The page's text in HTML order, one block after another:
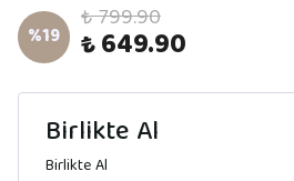
%19 ₺ 799.90
₺ 649.90
Birlikte Al
Birlikte Al